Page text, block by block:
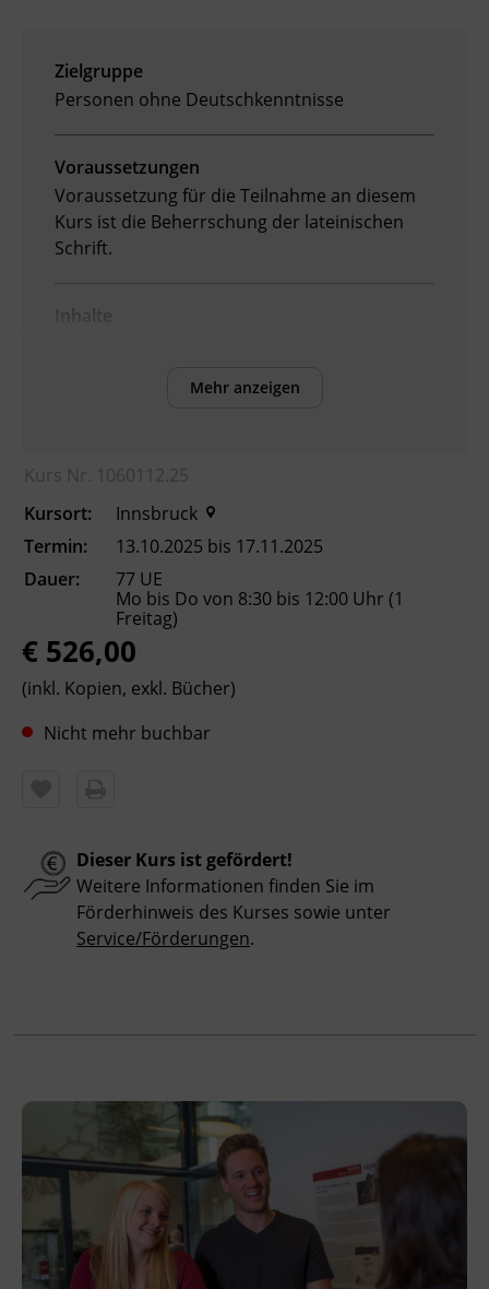
Zielgruppe
Personen ohne Deutschkenntnisse
Voraussetzungen
Voraussetzung für die Teilnahme an diesem
Kurs ist die Beherrschung der lateinischen
Schrift.
Inhalte
Kursformat
Leitung
Fachtrainer_in
Abschluss
Kursbesuchsbestätigung
innerhalb der Kursdauer mittels
Ersatzterminen bzw. Ersatzfreitagen
eingeholt.
Museumstraße 20
Förderhinweis
Das Land Tirol fördert bis zu maximal 30 %
der Kurskosten. Nähere Informationen finden
Sie unterwww.mein-update.at
Mehr anzeigen
Kurs Nr. 1060112.25
Kursort:
Innsbruck
Termin:
13.10.2025 bis 17.11.2025
Dauer:
77 UE
Mo bis Do von 8:30 bis 12:00 Uhr (1
Freitag)
€ 526,00
(inkl. Kopien, exkl. Bücher)
Nicht mehr buchbar
Dieser Kurs ist gefördert!
Weitere Informationen finden Sie im
Förderhinweis des Kurses sowie unter
Service/Förderungen.